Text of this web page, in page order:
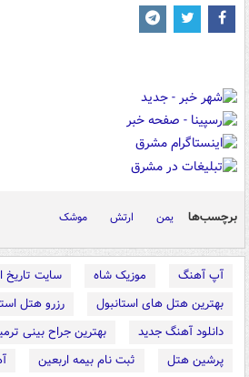
برچسب‌ها یمن ارتش موشک
آپ آهنگ موزیک شاه
سایت تاریخ
بهترین هتل های استانبول
رزرو هتل
دانلود آهنگ جدید
بهترین جراح بینی
پرشین هتل
ثبت نام بیمه اربعین